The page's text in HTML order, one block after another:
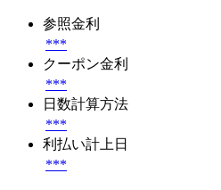
参照金利
***
クーポン金利
***
日数計算方法
***
利払い計上日
***